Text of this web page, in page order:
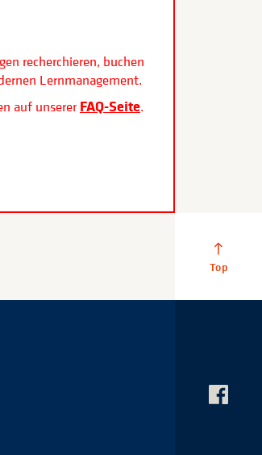
recherchieren, buchen
Lernmanagement.
auf unserer FAQ-Seite.
Das